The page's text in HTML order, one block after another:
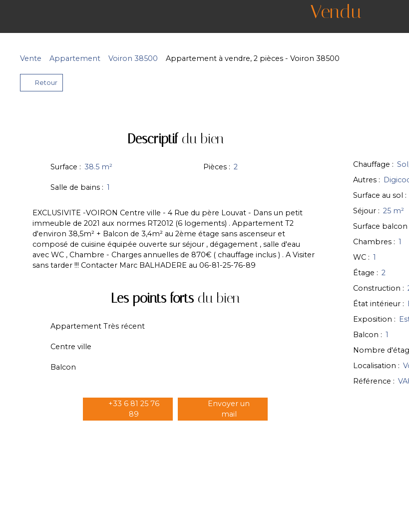
Vendu
Vente Appartement Voiron 38500 Appartement à vendre, 2 pièces - Voiron 38500
Retour
Descriptifdu bien
Surface : 38.5 m² Pièces : 2
Salle de bains : 1
EXCLUSIVITE -VOIRON Centre ville - 4 Rue du père Louvat - Dans un petit
immeuble de 2021 aux normes RT2012 (6 logements) . Appartement T2
d'environ 38,5m² + Balcon de 3,4m² au 2ème étage sans ascenseur et
composé de cuisine équipée ouverte sur séjour , dégagement , salle d'eau
avec WC , Chambre - Charges annuelles de 870€ ( chauffage inclus ) . A Visiter
sans tarder !!! Contacter Marc BALHADERE au 06-81-25-76-89
Les points forts du bien
Appartement Très récent
Centre ville
Balcon
+33 6 81 25 76
89
Envoyer un
mail
Chauffage :
Autres :
Surface au sol :
Séjour : 25 m²
Surface balcon
Chambres : 1
WC : 1
Étage : 2
Construction :
État intérieur :
Exposition :
Balcon : 1
Nombre
Localisation :
Référence :